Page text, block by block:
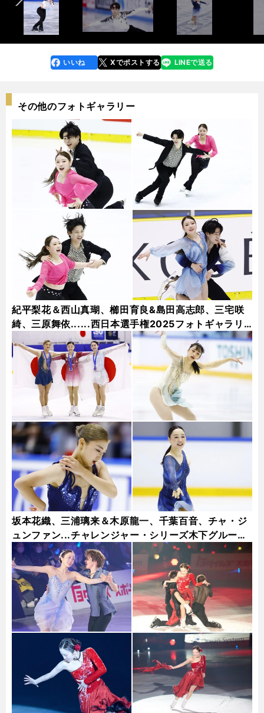
faceboo
k
いいね Xでポストする
line LINEで送る
その他のフォトギャラリー
紀平梨花＆西山真瑚、櫛田育良&島田高志郎、三宅咲
綺、三原舞依......西日本選手権2025フォトギャラリ
坂本花織、三浦璃来＆木原龍一、千葉百音、チャ・ジ
ュンファン...チャレンジャー・シリーズ木下グループ
杯フォトギャラリー